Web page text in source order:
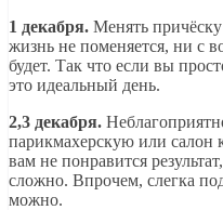
1 декабря. Менять
жизнь не поменяется, ни с
будет. Так что если вы
это идеальный день.
2,3 декабря.
парикмахерскую или салон
вам не понравится
сложно. Впрочем, слегка
можно.